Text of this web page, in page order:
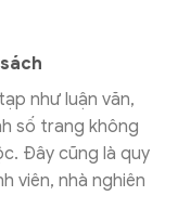
như luận văn,
số trang không
Đây cũng là quy
viên, nhà nghiên